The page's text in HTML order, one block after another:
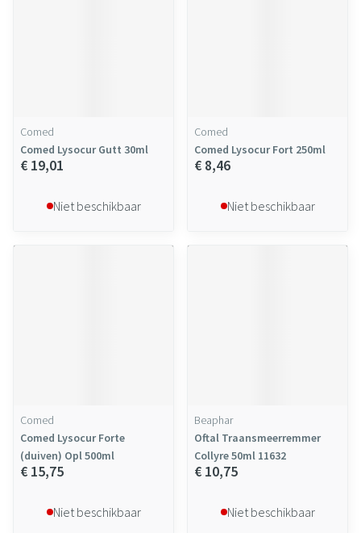
Comed
Comed Lysocur Gutt 30ml
€ 19,01
Niet beschikbaar
Comed
Comed Lysocur Fort 250ml
€ 8,46
Niet beschikbaar
Comed
Comed Lysocur Forte
(duiven) Opl 500ml
€ 15,75
Niet beschikbaar
Beaphar
Oftal Traansmeerremmer
Collyre 50ml 11632
€ 10,75
Niet beschikbaar